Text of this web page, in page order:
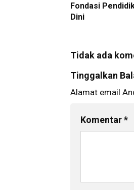
Fondasi
Dini
Tidak ada
Tinggalkan
Alamat email
Komentar*